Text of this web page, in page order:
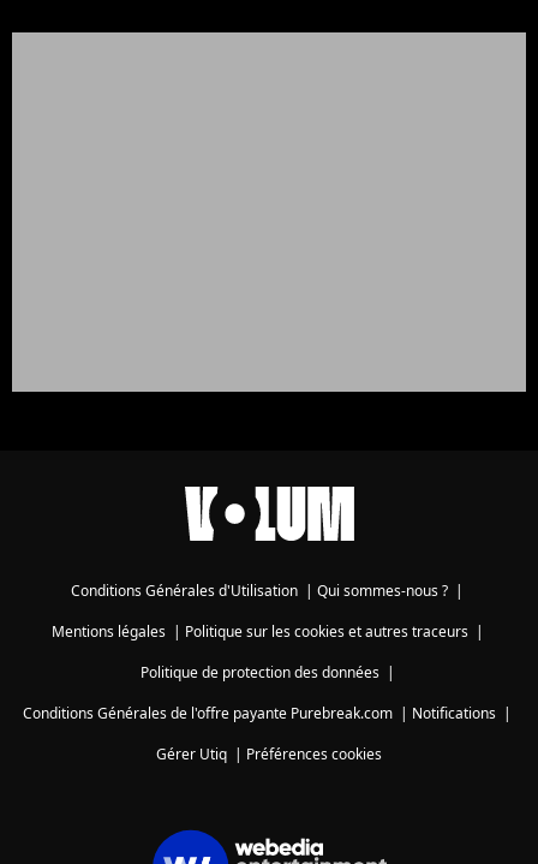
Conditions Générales d'Utilisation | Qui sommes-nous ? |
Mentions légales| Politique sur les cookies et autres traceurs|
Politique de protection des données|
Conditions Générales de l'offre payante Purebreak.com | Notifications |
Gérer Utiq | Préférences cookies